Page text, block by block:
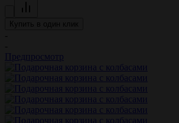
Купить в один клик
-
-
Предпросмотр